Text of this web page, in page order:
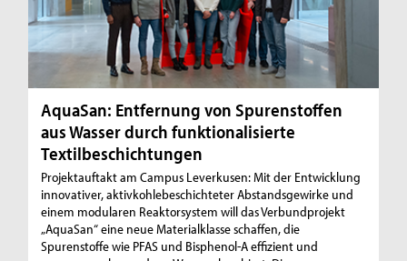
AquaSan: Entfernung von Spurenstoffen
aus Wasser durch funktionalisierte
Textilbeschichtungen
Projektauftakt am Campus Leverkusen: Mit der Entwicklung
innovativer, aktivkohlebeschichteter Abstandsgewirke und
einem modularen Reaktorsystem will das Verbundprojekt
„AquaSan“ eine neue Materialklasse schaffen, die
Spurenstoffe wie PFAS und Bisphenol-A effizient und